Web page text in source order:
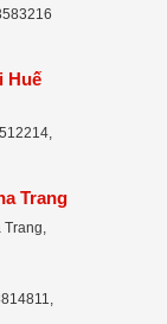
Huế
Trang